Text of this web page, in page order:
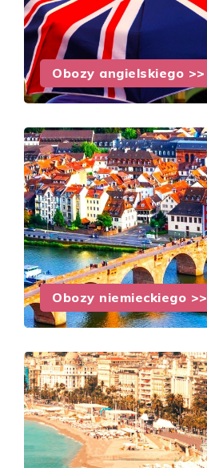
Obozy angielskiego >>
Obozy niemieckiego >>